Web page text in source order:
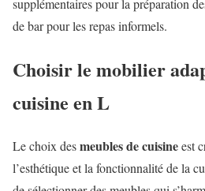
supplémentaires pour la préparation
de bar pour les repas informels.
Choisir le mobilier
cuisine en L
Le choix desmeubles de cuisineest
l’esthétique et la fonctionnalité de la